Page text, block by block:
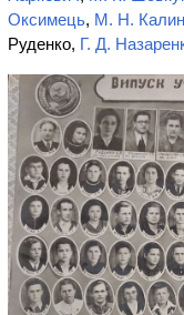
Оксимець, М. Н.
Руденко, Г. Д.